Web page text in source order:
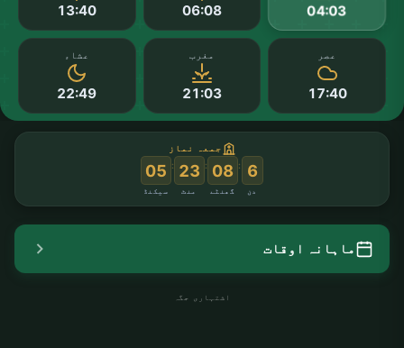
04:03
06:08
13:40
عصر
17:40
مغرب
21:03
عشاء
22:49
جمعہ نماز
6
دن
:
08
گھنٹے
:
23
منٹ
:
04
سیکنڈ
ماہانہ اوقات
اشتہاری جگہ